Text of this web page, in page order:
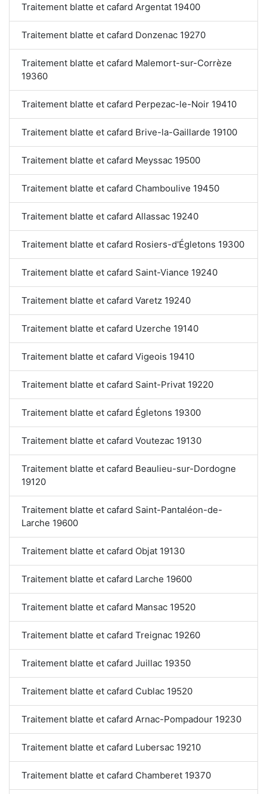
Traitement blatte et cafard Argentat 19400
Traitement blatte et cafard Donzenac 19270
Traitement blatte et cafard Malemort-sur-Corrèze
19360
Traitement blatte et cafard Perpezac-le-Noir 19410
Traitement blatte et cafard Brive-la-Gaillarde 19100
Traitement blatte et cafard Meyssac 19500
Traitement blatte et cafard Chamboulive 19450
Traitement blatte et cafard Allassac 19240
Traitement blatte et cafard Rosiers-d'Égletons 19300
Traitement blatte et cafard Saint-Viance 19240
Traitement blatte et cafard Varetz 19240
Traitement blatte et cafard Uzerche 19140
Traitement blatte et cafard Vigeois 19410
Traitement blatte et cafard Saint-Privat 19220
Traitement blatte et cafard Égletons 19300
Traitement blatte et cafard Voutezac 19130
Traitement blatte et cafard Beaulieu-sur-Dordogne
19120
Traitement blatte et cafard Saint-Pantaléon-de-
Larche 19600
Traitement blatte et cafard Objat 19130
Traitement blatte et cafard Larche 19600
Traitement blatte et cafard Mansac 19520
Traitement blatte et cafard Treignac 19260
Traitement blatte et cafard Juillac 19350
Traitement blatte et cafard Cublac 19520
Traitement blatte et cafard Arnac-Pompadour 19230
Traitement blatte et cafard Lubersac 19210
Traitement blatte et cafard Chamberet 19370